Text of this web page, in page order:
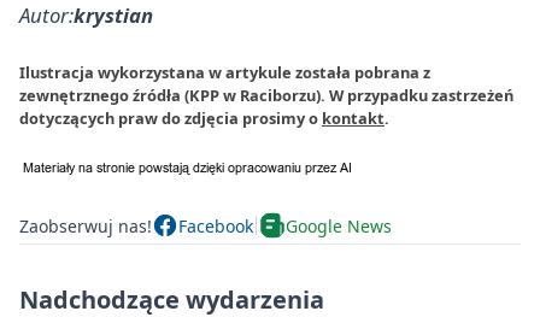
Autor:krystian
Ilustracja wykorzystana w artykule została pobrana z
zewnętrznego źródła (KPP w Raciborzu). W przypadku zastrzeżeń
dotyczących praw do zdjęcia prosimy o kontakt.
Zaobserwuj nas! Facebook Google News
Nadchodzące wydarzenia